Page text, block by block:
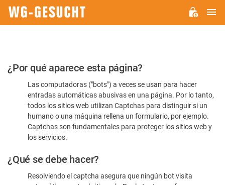
Por
favor,
confirme
humano
¿Por qué aparece esta página?
Las computadoras ("bots") a veces se usan para hacer
entradas automáticas abusivas en una página. Por lo tanto,
todos los sitios web utilizan Captchas para distinguir si un
humano o una máquina rellena un formulario, por ejemplo.
Captchas son fundamentales para proteger los sitios web y
los servicios.
¿Qué se debe hacer?
Resolviendo el captcha asegura que ningún bot visita